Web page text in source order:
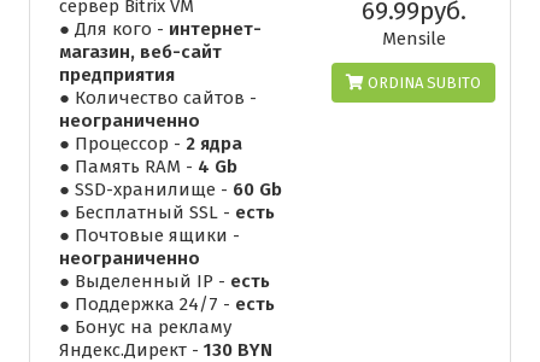
сервер Bitrix VM
● Для кого - интернет-
магазин, веб-сайт
предприятия
● Количество сайтов -
неограниченно
● Процессор - 2 ядра
● Память RAM - 4 Gb
● SSD-хранилище - 60 Gb
● Бесплатный SSL - есть
● Почтовые ящики -
неограниченно
● Выделенный IP - есть
● Поддержка 24/7 - есть
● Бонус на рекламу
Яндекс.Директ - 130 BYN
69.99руб.
Mensile
ORDINA SUBITO